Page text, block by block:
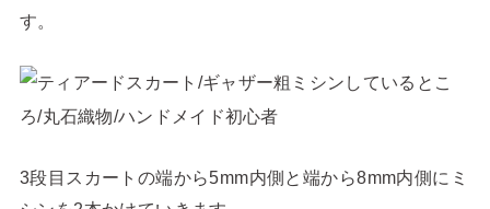
す。
3段目スカートの端から5mm内側と端から8mm内側にミ